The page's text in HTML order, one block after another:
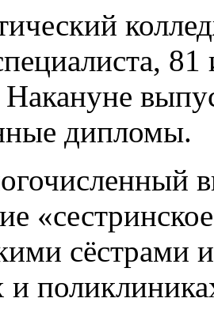
81
дипломы.
сёстрами
и